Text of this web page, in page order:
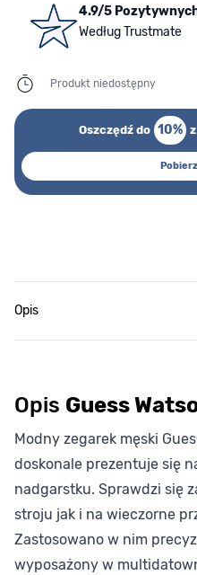
4.9/5
Według Trustmate
Produkt niedostępny
Oszczędź do 10%
Opis
Opis Guess
Modny zegarek męski
doskonale prezentuje się
nadgarstku. Sprawdzi się
stroju jak i na wieczorne
Zastosowano w nim
wyposażony w